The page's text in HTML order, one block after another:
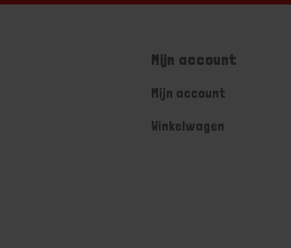
Mijn account
Mijn account
Winkelwagen